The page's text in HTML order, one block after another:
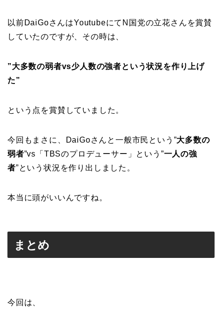
以前DaiGoさんはYoutubeにてN国党の立花さんを賞賛
していたのですが、その時は、
”大多数の弱者vs少人数の強者という状況を作り上げ
た”
という点を賞賛していました。
今回もまさに、DaiGoさんと一般市民という”大多数の
弱者”vs「TBSのプロデューサー」という”一人の強
者”という状況を作り出しました。
本当に頭がいいんですね。
まとめ
今回は、